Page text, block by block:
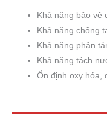
Khả năng bảo vệ
Khả năng chống
Khả năng phân
Khả năng tách
Ổn định oxy hóa,